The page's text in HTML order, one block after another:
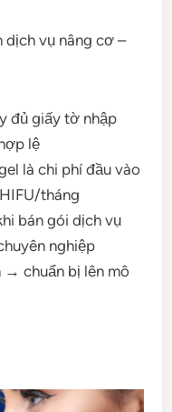
dịch vụ nâng cơ –
đủ giấy tờ nhập
lệ
là chi phí đầu vào
tháng
bán gói dịch vụ
nghiệp
→ chuẩn bị lên mô